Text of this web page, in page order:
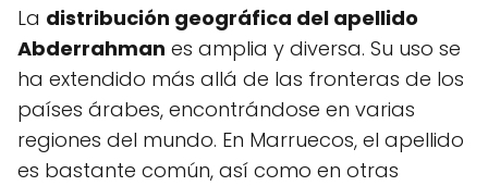
La distribución geográfica del apellido
Abderrahman es amplia y diversa. Su uso se
ha extendido más allá de las fronteras de los
países árabes, encontrándose en varias
regiones del mundo. En Marruecos, el apellido
es bastante común, así como en otras